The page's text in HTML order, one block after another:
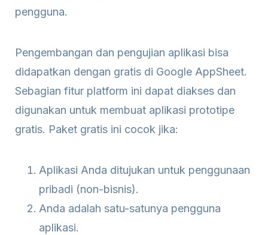
pengguna.
Pengembangan dan pengujian aplikasi bisa
didapatkan dengan gratis di Google AppSheet.
Sebagian fitur platform ini dapat diakses dan
digunakan untuk membuat aplikasi prototipe
gratis. Paket gratis ini cocok jika:
Aplikasi Anda ditujukan untuk penggunaan
pribadi (non-bisnis).
Anda adalah satu-satunya pengguna
aplikasi.